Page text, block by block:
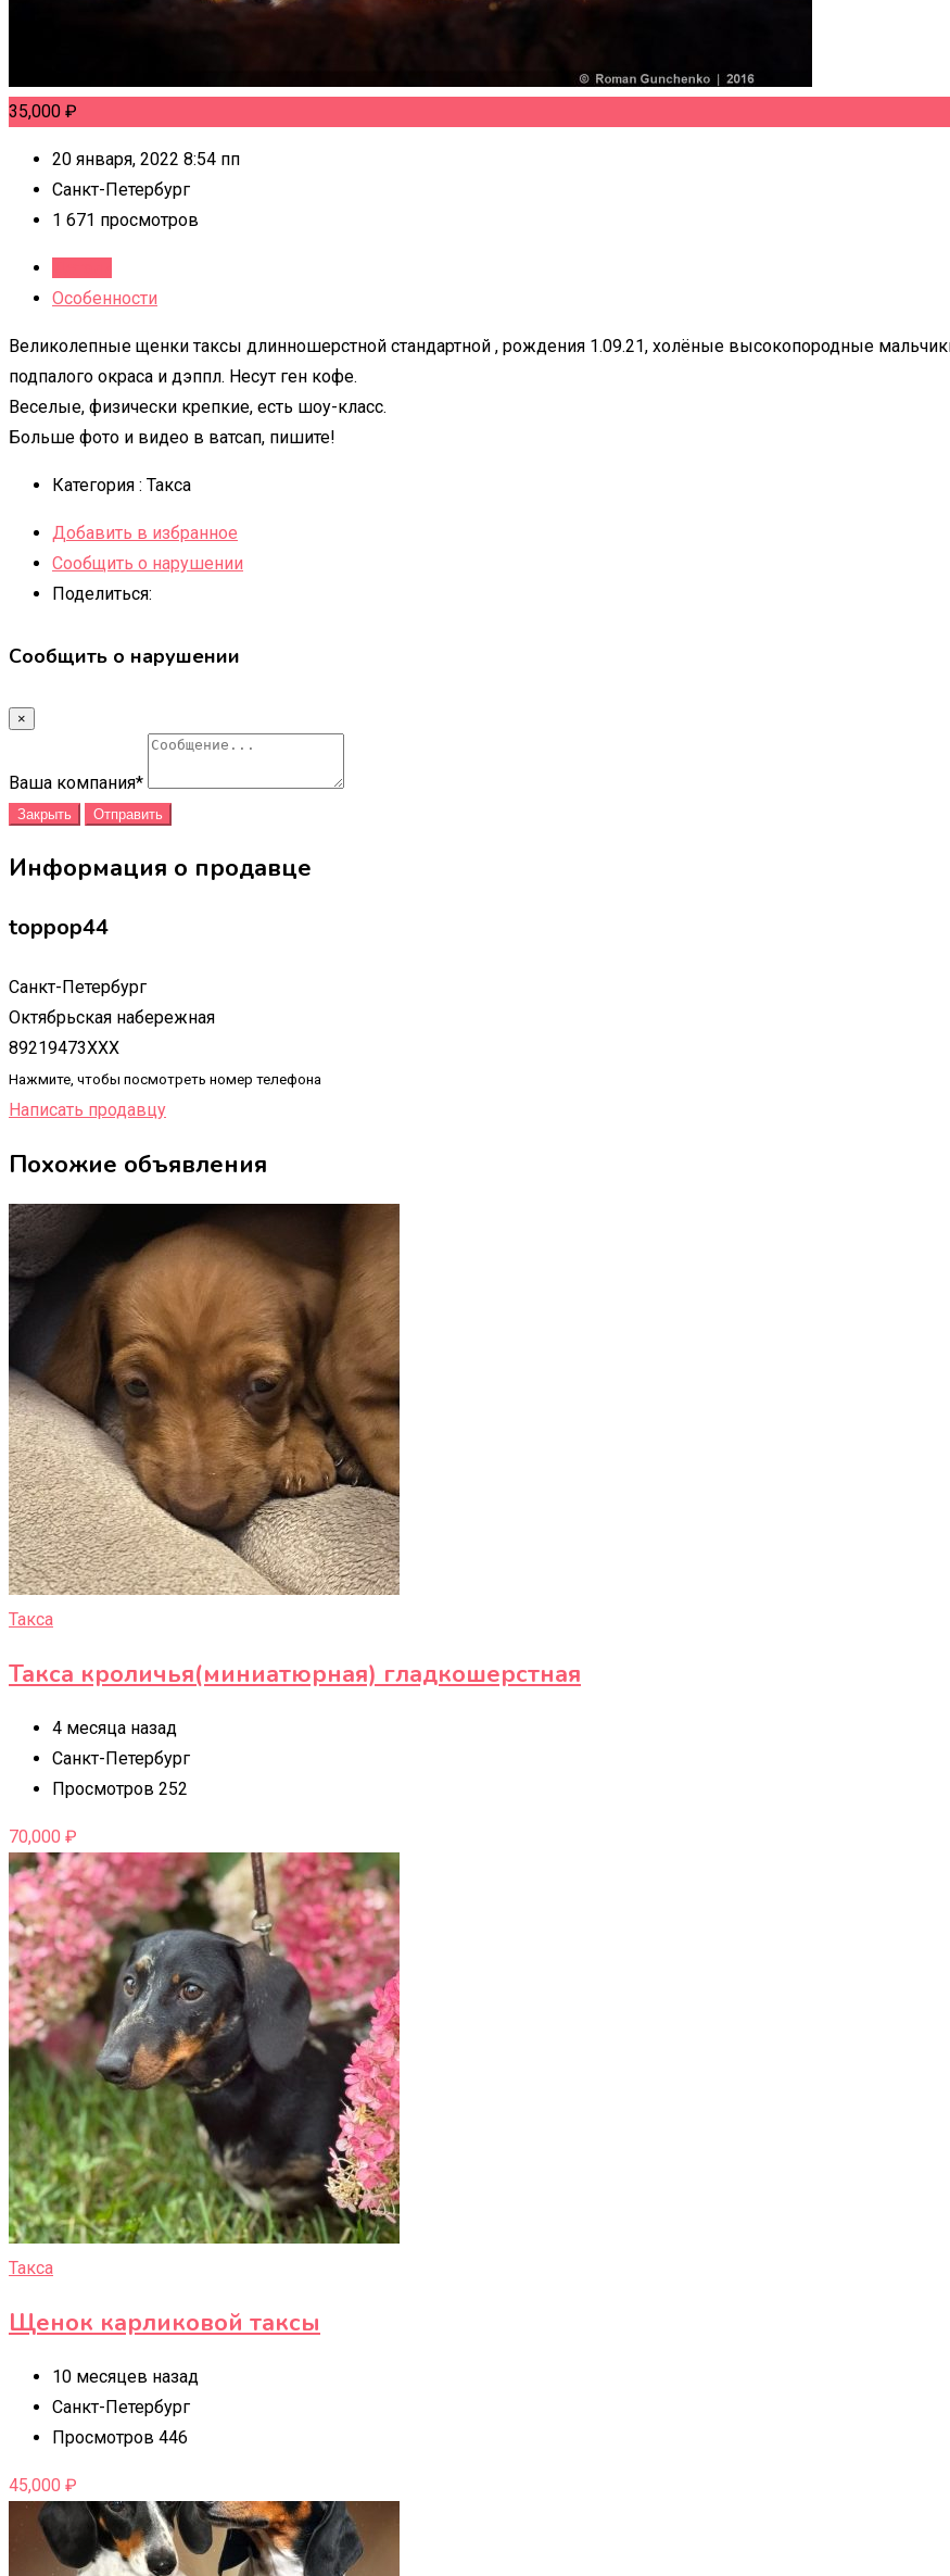
35,000 ₽
20 января, 2022 8:54 пп
Санкт-Петербург
1 671 просмотров
Особенности
Великолепные щенки таксы длинношерстной стандартной , рождения 1.09.21, холёные высокопородные
подпалого окраса и дэппл. Несут ген кофе.
Веселые, физически крепкие, есть шоу-класс.
Больше фото и видео в ватсап, пишите!
Категория : Такса
Добавить в избранное
Сообщить о нарушении
Поделиться:
Сообщить о нарушении
×
Ваша компания*
Закрыть Отправить
Информация о продавце
toppop44
Санкт-Петербург
Октябрьская набережная
89219473XXX
Нажмите, чтобы посмотреть номер телефона
Написать продавцу
Похожие объявления
Такса
Такса кроличья(миниатюрная) гладкошерстная
4 месяца назад
Санкт-Петербург
Просмотров 252
70,000 ₽
Такса
Щенок карликовой таксы
10 месяцев назад
Санкт-Петербург
Просмотров 446
45,000 ₽